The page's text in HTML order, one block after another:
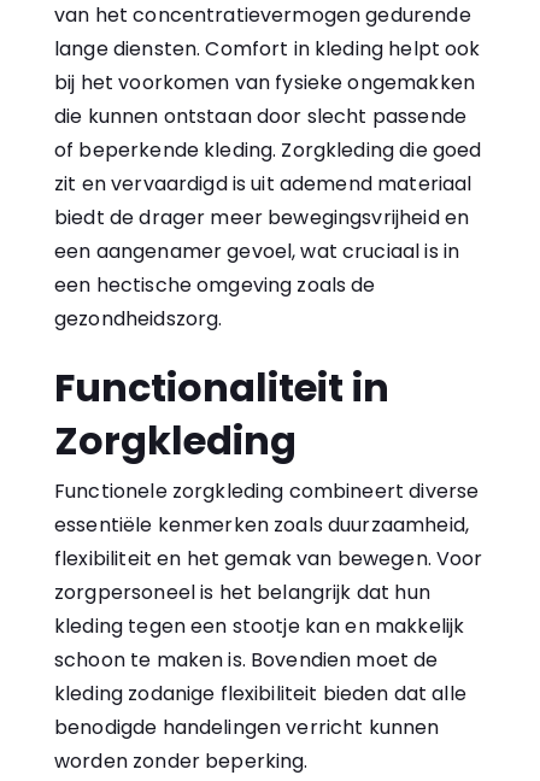
van het concentratievermogen gedurende
lange diensten. Comfort in kleding helpt ook
bij het voorkomen van fysieke ongemakken
die kunnen ontstaan door slecht passende
of beperkende kleding. Zorgkleding die goed
zit en vervaardigd is uit ademend materiaal
biedt de drager meer bewegingsvrijheid en
een aangenamer gevoel, wat cruciaal is in
een hectische omgeving zoals de
gezondheidszorg.
Functionaliteit in
Zorgkleding
Functionele zorgkleding combineert diverse
essentiële kenmerken zoals duurzaamheid,
flexibiliteit en het gemak van bewegen. Voor
zorgpersoneel is het belangrijk dat hun
kleding tegen een stootje kan en makkelijk
schoon te maken is. Bovendien moet de
kleding zodanige flexibiliteit bieden dat alle
benodigde handelingen verricht kunnen
worden zonder beperking.